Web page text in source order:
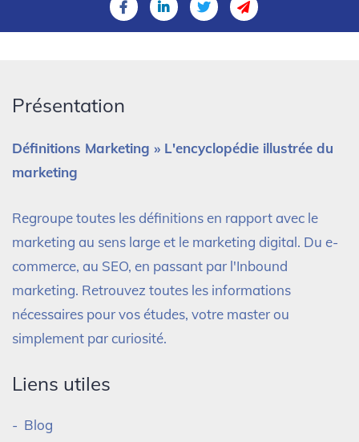
Présentation
Définitions Marketing » L'encyclopédie illustrée du
marketing
Regroupe toutes les définitions en rapport avec le
marketing au sens large et le marketing digital. Du e-
commerce, au SEO, en passant par l'Inbound
marketing. Retrouvez toutes les informations
nécessaires pour vos études, votre master ou
simplement par curiosité.
Liens utiles
Blog